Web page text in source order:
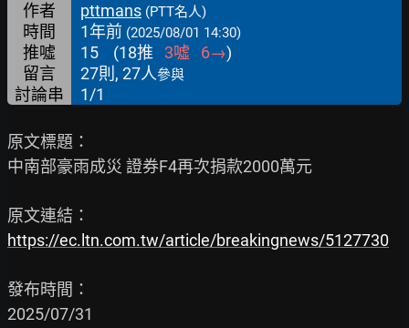
作者 pttmans (PTT名人)
時間 1年前 (2025/08/01 14:30)
推噓 15 (18推 3噓 6→)
留言
27則, 27人參與
討論串 1/1
原文標題：
中南部豪雨成災 證券F4再次捐款2000萬元
https://ec.ltn.com.tw/article/breakingnews/5127730
發布時間：
2025/07/31